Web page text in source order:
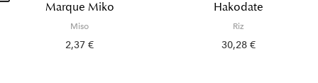
Marque Miko
Miso
2,37 €
Hakodate
Riz
30,28 €